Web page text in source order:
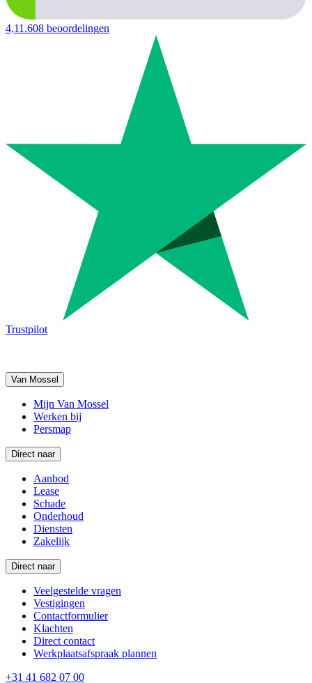
4,11.608 beoordelingen
Trustpilot
Van Mossel
Mijn Van Mossel
Werken bij
Persmap
Direct naar
Aanbod
Lease
Schade
Onderhoud
Diensten
Zakelijk
Direct naar
Veelgestelde vragen
Vestigingen
Contactformulier
Klachten
Direct contact
Werkplaatsafspraak plannen
+31 41 682 07 00